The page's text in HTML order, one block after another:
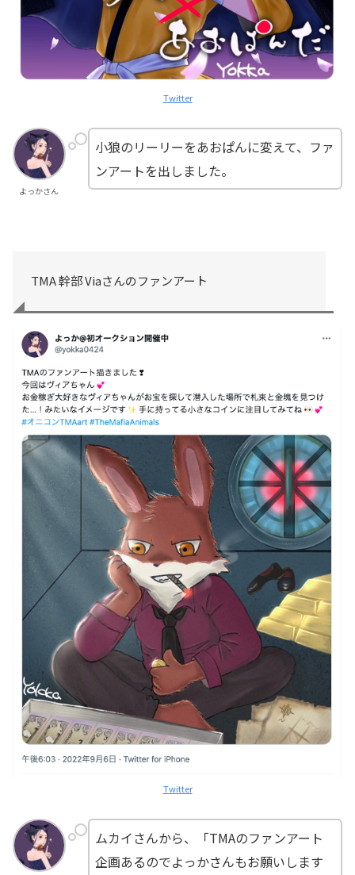
Twitter
よっかさん
小狼のリーリーをあおぱんに変えて、ファ
ンアートを出しました。
TMA 幹部 Viaさんのファンアート
Twitter
ムカイさんから、「TMAのファンアート
企画あるのでよっかさんもお願いします